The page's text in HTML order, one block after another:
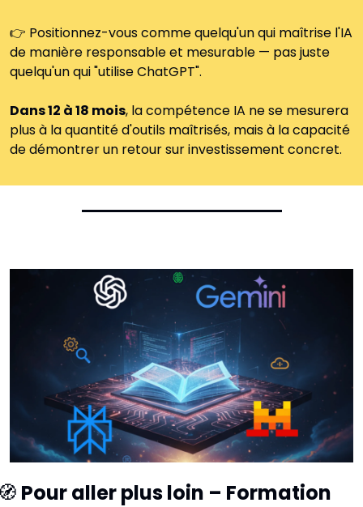
👉 Positionnez-vous comme quelqu'un qui maîtrise l'IA
de manière responsable et mesurable — pas juste
quelqu'un qui "utilise ChatGPT".
Dans 12 à 18 mois, la compétence IA ne se mesurera
plus à la quantité d'outils maîtrisés, mais à la capacité
de démontrer un retour sur investissement concret.
Pour aller plus loin – Formation